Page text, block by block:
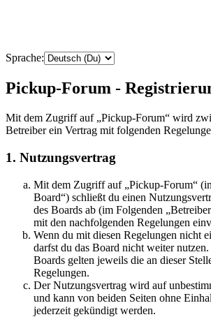
Sprache:
Pickup-Forum -
Mit dem Zugriff auf „Pickup-Forum“ wird
Betreiber ein Vertrag mit folgenden
1. Nutzungsvertrag
Mit dem Zugriff auf „Pickup-Forum“
Board“) schließt du einen
des Boards ab (im Folgenden
mit den nachfolgenden Regelungen
Wenn du mit diesen Regelungen nicht
darfst du das Board nicht weiter
Boards gelten jeweils die an dieser
Regelungen.
Der Nutzungsvertrag wird auf
und kann von beiden Seiten ohne
jederzeit gekündigt werden.